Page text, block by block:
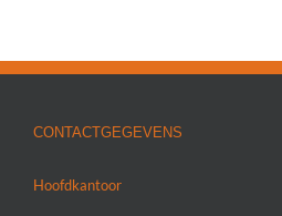
CONTACTGEGEVENS
Hoofdkantoor